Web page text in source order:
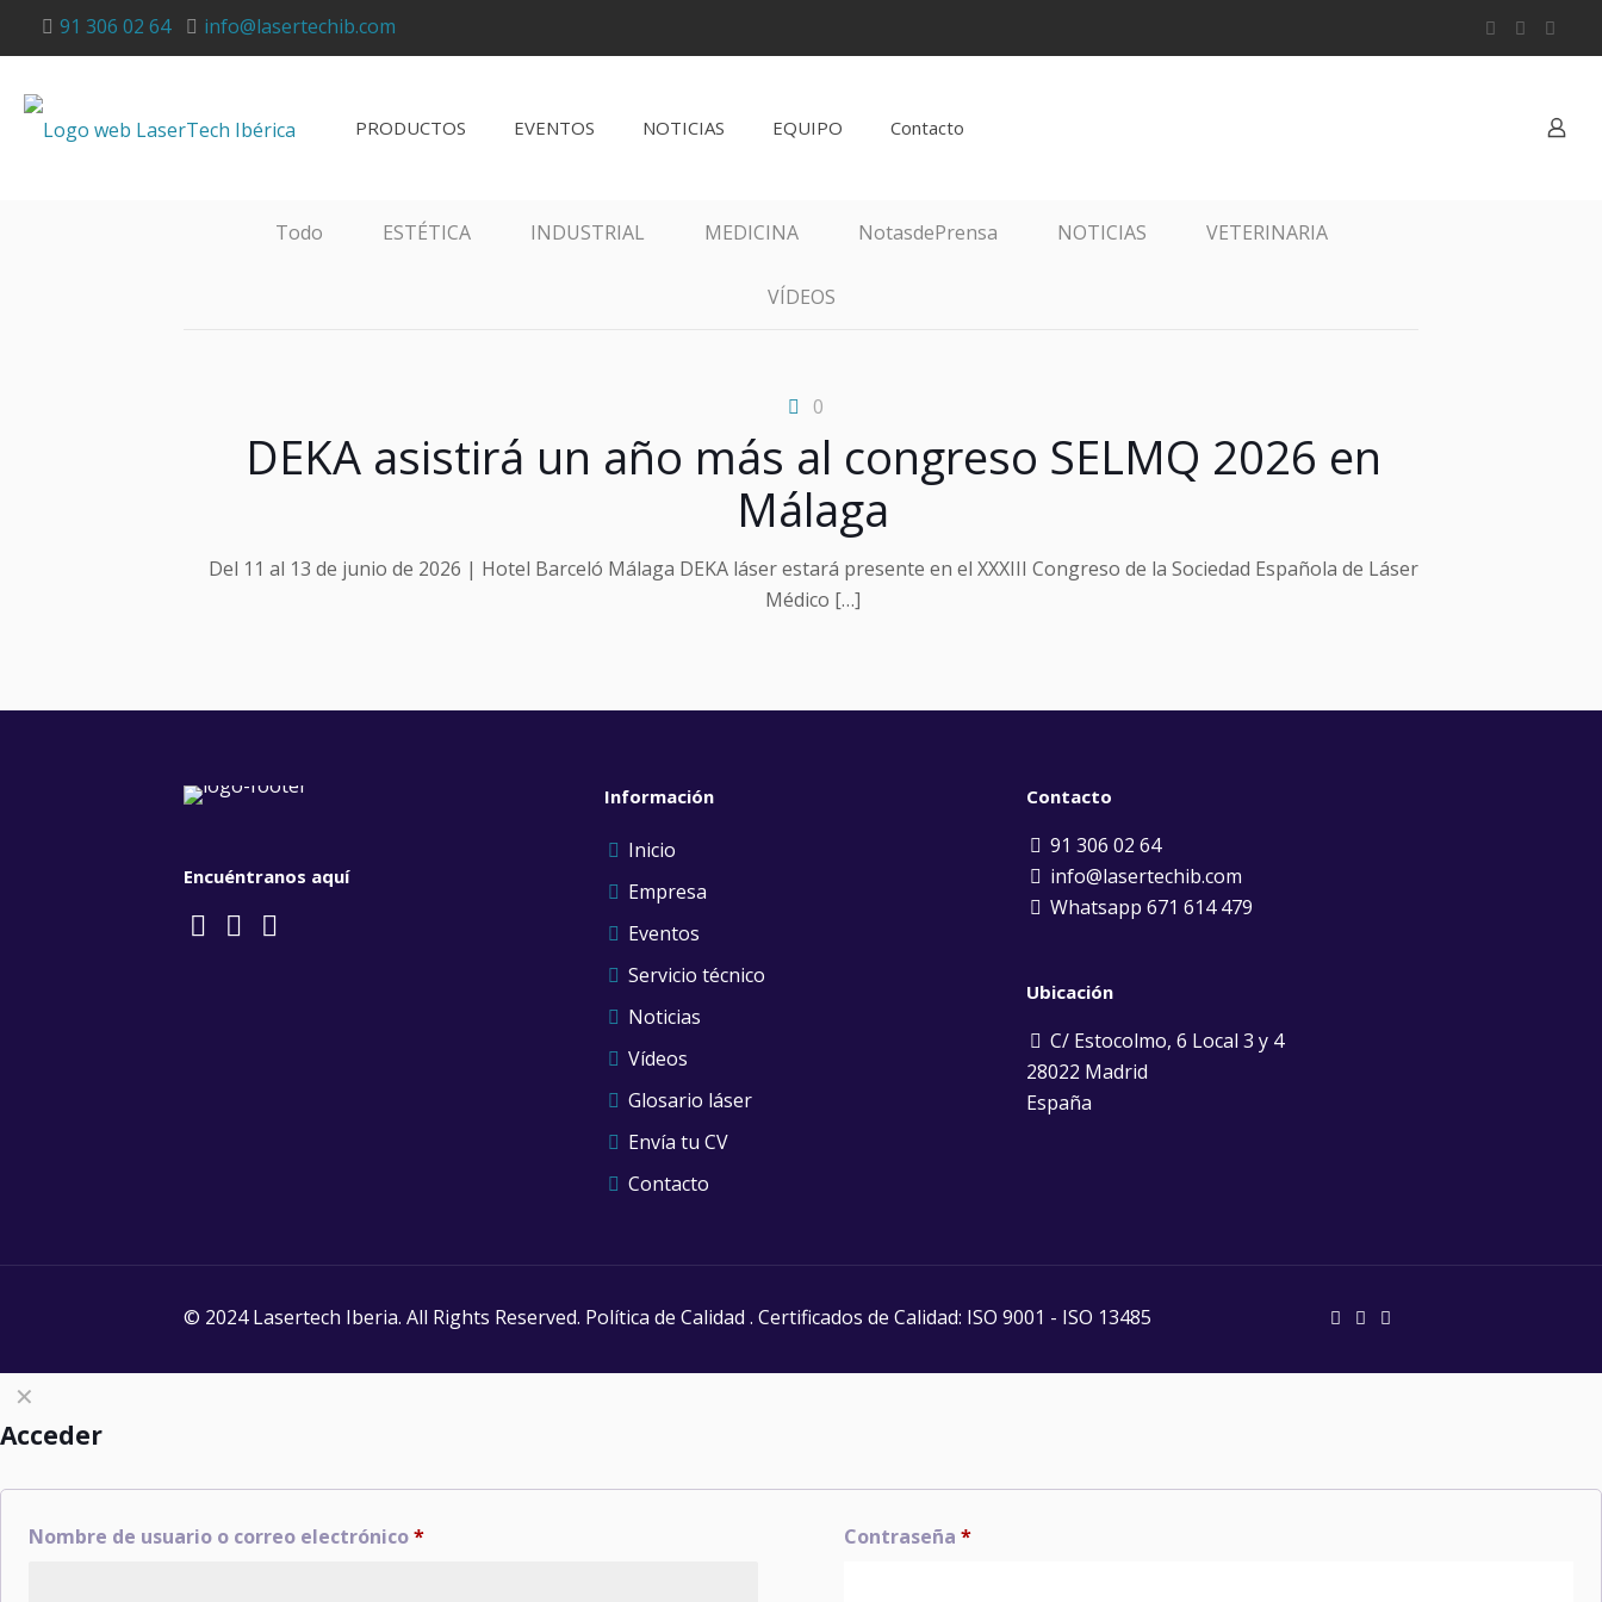
91 306 02 64 info@lasertechib.com
PRODUCTOS EVENTOS NOTICIAS EQUIPO Contacto
Todo ESTÉTICA INDUSTRIAL MEDICINA NotasdePrensa NOTICIAS VETERINARIA
VÍDEOS
0
DEKA asistirá un año más al congreso SELMQ 2026 en
Málaga
Del 11 al 13 de junio de 2026 | Hotel Barceló Málaga DEKA láser estará presente en el XXXIII Congreso de la Sociedad Española de Láser
Médico […]
Encuéntranos aquí
Información
Inicio
Empresa
Eventos
Servicio técnico
Noticias
Vídeos
Glosario láser
Envía tu CV
Contacto
Contacto
91 306 02 64
info@lasertechib.com
Whatsapp 671 614 479
Ubicación
C/ Estocolmo, 6 Local 3 y 4
28022 Madrid
España
© 2024 Lasertech Iberia. All Rights Reserved. Política de Calidad . Certificados de Calidad: ISO 9001 - ISO 13485
✕
Acceder
Nombre de usuario o correo electrónico* Contraseña*